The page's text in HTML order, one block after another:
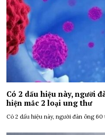
Có 2 dấu hiệu này, người
hiện mắc 2 loại ung thư
Có 2 dấu hiệu này, người đàn ông 60